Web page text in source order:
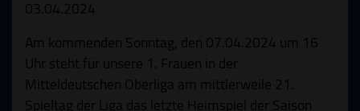
03.04.2024
Am kommenden Sonntag, den 07.04.2024 um 16
Uhr steht für unsere 1. Frauen in der
Mitteldeutschen Oberliga am mittlerweile 21.
Spieltag der Liga das letzte Heimspiel der Saison